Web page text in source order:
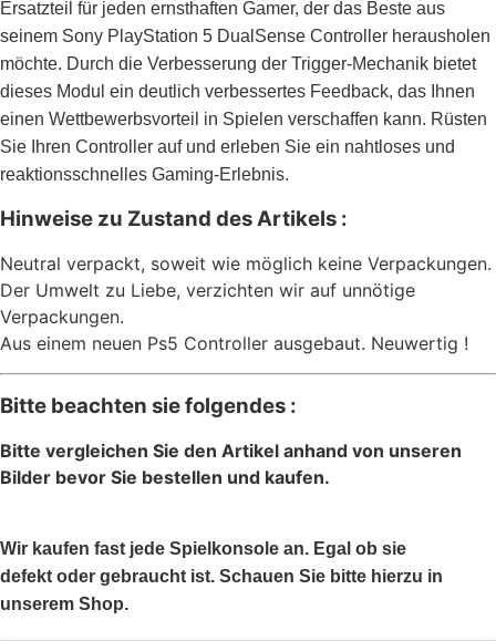
Ersatzteil für jeden ernsthaften Gamer, der das Beste aus
seinem Sony PlayStation 5 DualSense Controller herausholen
möchte. Durch die Verbesserung der Trigger-Mechanik bietet
dieses Modul ein deutlich verbessertes Feedback, das Ihnen
einen Wettbewerbsvorteil in Spielen verschaffen kann. Rüsten
Sie Ihren Controller auf und erleben Sie ein nahtloses und
reaktionsschnelles Gaming-Erlebnis.
Hinweise zu Zustand des Artikels :
Neutral verpackt, soweit wie möglich keine Verpackungen.
Der Umwelt zu Liebe, verzichten wir auf unnötige
Verpackungen.
Aus einem neuen Ps5 Controller ausgebaut. Neuwertig !
Bitte beachten sie folgendes :
Bitte vergleichen Sie den Artikel anhand von unseren
Bilder bevor Sie bestellen und kaufen.
Wir kaufen fast jede Spielkonsole an. Egal ob sie
defekt oder gebraucht ist. Schauen Sie bitte hierzu in
unserem Shop.